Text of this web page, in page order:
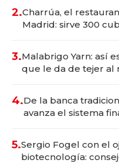
2.Charrúa, el
Madrid: sirve 300
3.Malabrigo Yarn: así
que le da de tejer al
4.De la banca
avanza el sistema
5.Sergio Fogel con el
biotecnología: